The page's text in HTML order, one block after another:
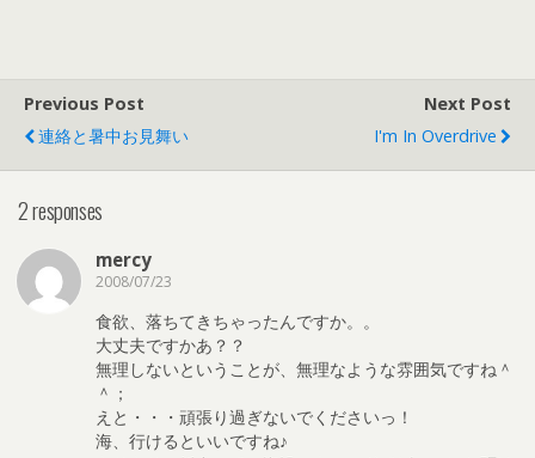
Previous Post
連絡と暑中お見舞い
Next Post
I'm In Overdrive
2 responses
mercy
2008/07/23
食欲、落ちてきちゃったんですか。。
大丈夫ですかあ？？
無理しないということが、無理なような雰囲気ですね＾
＾；
えと・・・頑張り過ぎないでくださいっ！
海、行けるといいですね♪